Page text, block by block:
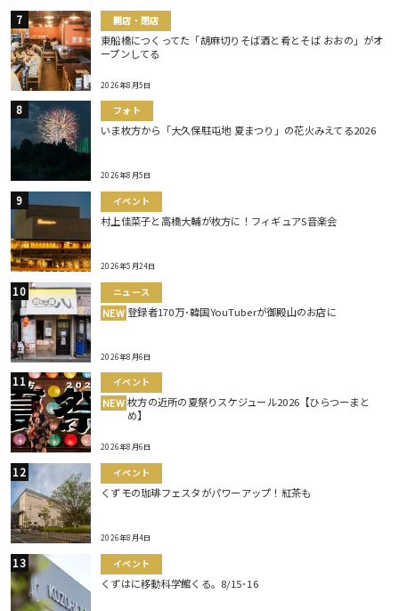
開店・閉店
東船橋につくってた「胡麻切りそば酒と肴とそば おおの」がオ
ープンしてる
2026年8月5日
フォト
いま枚方から「大久保駐屯地 夏まつり」の花火みえてる2026
2026年8月5日
イベント
村上佳菜子と高橋大輔が枚方に！フィギュアS音楽会
2026年5月24日
ニュース
NEW 登録者170万･韓国YouTuberが御殿山のお店に
2026年8月6日
イベント
NEW 枚方の近所の夏祭りスケジュール2026【ひらつーまと
め】
2026年8月6日
イベント
くずモの珈琲フェスタがパワーアップ！紅茶も
2026年8月4日
イベント
くずはに移動科学館くる。8/15･16